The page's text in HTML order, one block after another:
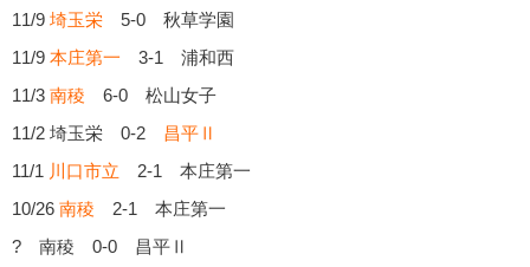
11/9 埼玉栄 5-0 秋草学園
11/9 本庄第一 3-1 浦和西
11/3 南稜 6-0 松山女子
11/2 埼玉栄 0-2 昌平Ⅱ
11/1 川口市立 2-1 本庄第一
10/26 南稜 2-1 本庄第一
? 南稜 0-0 昌平Ⅱ